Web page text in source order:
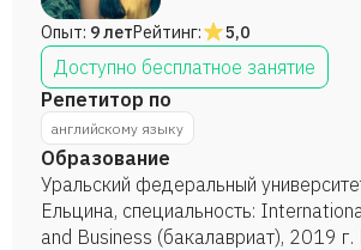
успех своих учеников!
Опыт: 9 летРейтинг: 5,0
Доступно бесплатное занятие
Репетитор по
английскому языку
Образование
Уральский федеральный
Ельцина, специальность: International Economics
and Business (бакалавриат), 2019 г.